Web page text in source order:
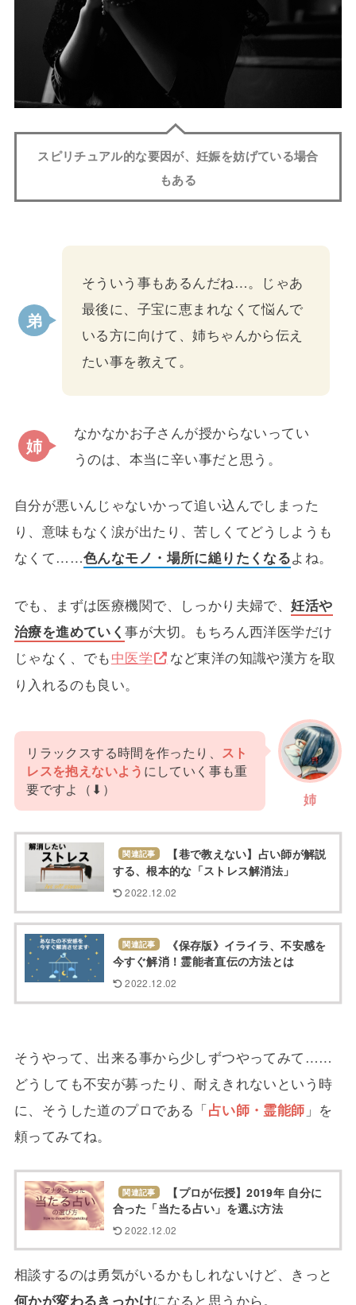
スピリチュアル的な要因が、妊娠を妨げている場合
もある
そういう事もあるんだね…。じゃあ
最後に、子宝に恵まれなくて悩んで
いる方に向けて、姉ちゃんから伝え
たい事を教えて。
なかなかお子さんが授からないってい
うのは、本当に辛い事だと思う。
自分が悪いんじゃないかって追い込んでしまった
り、意味もなく涙が出たり、苦しくてどうしようも
なくて……色んなモノ・場所に縋りたくなるよね。
でも、まずは医療機関で、しっかり夫婦で、妊活や
治療を進めていく事が大切。もちろん西洋医学だけ
じゃなく、でも中医学
など東洋の知識や漢方を取
り入れるのも良い。
姉
リラックスする時間を作ったり、 スト
レスを抱えないよう にしていく事も重
要ですよ（⬇）
関連記事
【巷で教えない】占い師が解説
する、根本的な「ストレス解消法」
2022.12.02
関連記事
《保存版》イライラ、不安感を
今すぐ解消！霊能者直伝の方法とは
2022.12.02
そうやって、出来る事から少しずつやってみて……
どうしても不安が募ったり、耐えきれないという時
に、そうした道のプロである「占い師・霊能師 」を
頼ってみてね。
関連記事
【プロが伝授】2019年 自分に
合った「当たる占い」を選ぶ方法
2022.12.02
相談するのは勇気がいるかもしれないけど、きっと
何かが変わるきっかけになると思うから。